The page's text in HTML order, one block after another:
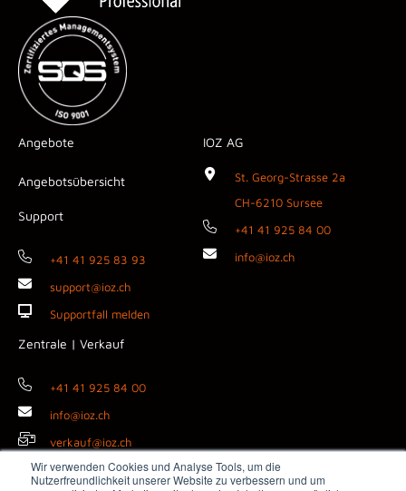
Wir verwenden Cookies und Analyse Tools, um die
Nutzerfreundlichkeit unserer Website zu verbessern und um
Angebote
Angebotsübersicht
Support
+41 41 925 83 93
support@ioz.ch
Supportfall melden
Zentrale | Verkauf
+41 41 925 84 00
info@ioz.ch
verkauf@ioz.ch
IOZ AG
St. Georg-Strasse 2a
CH-6210 Sursee
+41 41 925 84 00
info@ioz.ch